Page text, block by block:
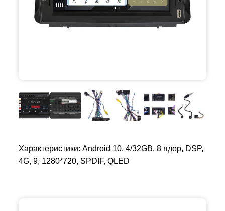
Характеристики: Android 10, 4/32GB, 8 ядер, DSP,
4G, 9, 1280*720, SPDIF, QLED